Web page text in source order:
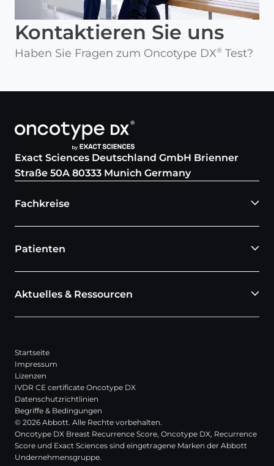
Kontaktieren Sie uns
Haben Sie Fragen zum Oncotype DX® Test?
Exact Sciences Deutschland GmbH Brienner
Straße 50A 80333 Munich Germany
Fachkreise
Patienten
Aktuelles & Ressourcen
Startseite
Impressum
Lizenzen
IVDR CE certificate Oncotype DX
Datenschutzrichtlinien
Begriffe & Bedingungen
© 2026 Abbott. Alle Rechte vorbehalten.
Oncotype DX Breast Recurrence Score, Oncotype DX, Recurrence
Score und Exact Sciences sind eingetragene Marken der Abbott
Undernehmensgruppe.